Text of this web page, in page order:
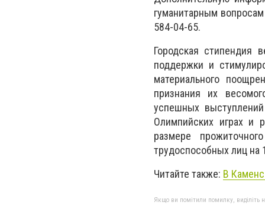
гуманитарным
584-04-65.
Городская стипендия
поддержки и
материального
признания их
успешных
Олимпийских играх и
размере
трудоспособных лиц на
Читайте также: В
Якщо ви помітили помилку, виділіть